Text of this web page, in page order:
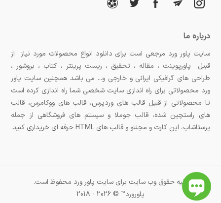
درباره ما
سایت پاور ورد مرجعی است برای دانلود انواع محصولات مورد نیاز از
قبیل پاورپوینت ، مقاله ، تحقیق ، ریست پرینتر ، کتاب ، بروشور ،
طراحی های گرافیکی ایرانی و خارجی و... می باشد همچنین سایت پاور
ورد محصولاتی برای راه اندازی سایت شخصی شما راه اندازی کرده است
تا محصولاتی از قبیل قالب های وردپرس، قالب های ووکامرس، قالب
های راستچین شده، قالب جوملا و سیستم های فروشگاهی از جمله
پرستاشاپ، اپن کارت و مجنتو و قالب های HTML حرفه ای خریداری کنید.
کلیه حقوق وب سایت برای سایت پاور ورد محفوظ است.
پاورورد™ © 2026 - 2018